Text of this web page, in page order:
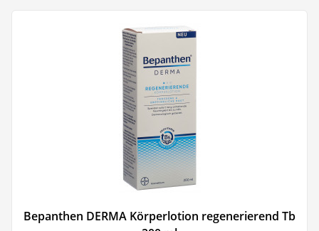
Bepanthen DERMA Körperlotion regenerierend Tb